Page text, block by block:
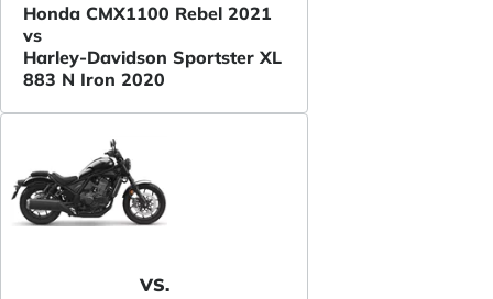
Honda CMX1100 Rebel 2021
vs
Harley-Davidson Sportster XL
883 N Iron 2020
VS.